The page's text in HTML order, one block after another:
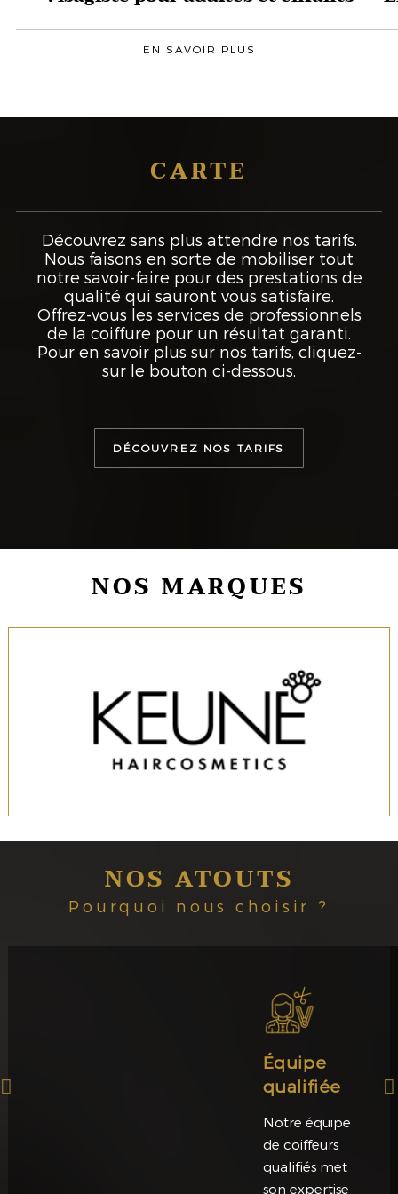
EN SAVOIR PLUS
CARTE
Découvrez sans plus attendre nos tarifs.
Nous faisons en sorte de mobiliser tout
notre savoir-faire pour des prestations de
qualité qui sauront vous satisfaire.
Offrez-vous les services de professionnels
de la coiffure pour un résultat garanti.
Pour en savoir plus sur nos tarifs, cliquez-
sur le bouton ci-dessous.
DÉCOUVREZ NOS TARIFS
NOS MARQUES
NOS ATOUTS
Pourquoi nous choisir ?
Équipe
qualifiée
Notre équipe
de coiffeurs
qualifiés met
son expertise